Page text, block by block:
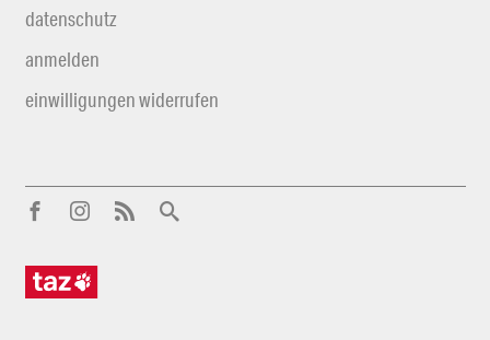
datenschutz
anmelden
einwilligungen widerrufen